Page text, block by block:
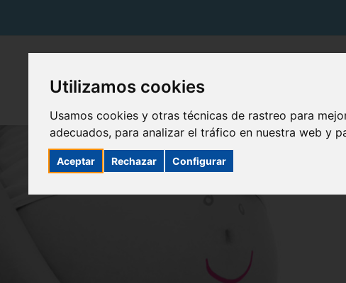
Utilizamos cookies
Usamos cookies y otras técnicas de rastreo para
adecuados, para analizar el tráfico en nuestra web y
Aceptar Rechazar Configurar